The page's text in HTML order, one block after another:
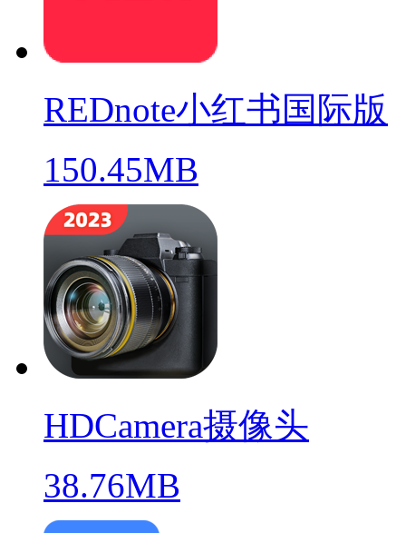
REDnote小红书国际版
150.45MB
HDCamera摄像头
38.76MB